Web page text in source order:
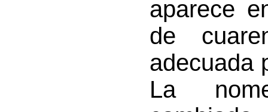
aparece
de
adecuada
La